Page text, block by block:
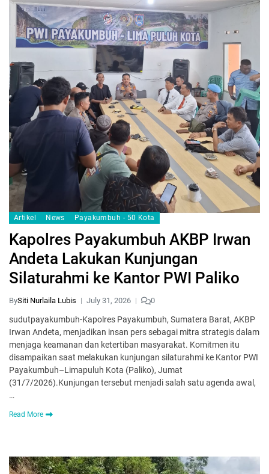
Artikel News Payakumbuh - 50 Kota
Kapolres Payakumbuh AKBP Irwan
Andeta Lakukan Kunjungan
Silaturahmi ke Kantor PWI Paliko
BySiti Nurlaila Lubis July 31, 2026 0
sudutpayakumbuh-Kapolres Payakumbuh, Sumatera Barat, AKBP
Irwan Andeta, menjadikan insan pers sebagai mitra strategis dalam
menjaga keamanan dan ketertiban masyarakat. Komitmen itu
disampaikan saat melakukan kunjungan silaturahmi ke Kantor PWI
Payakumbuh–Limapuluh Kota (Paliko), Jumat
(31/7/2026).‎‎Kunjungan tersebut menjadi salah satu agenda awal,
…
Read More